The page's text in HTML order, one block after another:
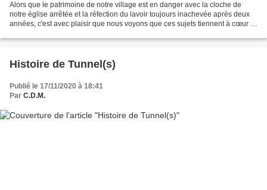
Alors que le patrimoine de notre village est en danger avec la cloche de
notre église arrêtée et la réfection du lavoir toujours inachevée après deux
années, c'est avec plaisir que nous voyons que ces sujets tiennent à cœur et
Histoire de Tunnel(s)
Publié le 17/11/2020 à 18:41
Par C.D.M.